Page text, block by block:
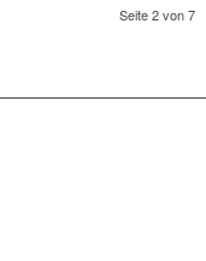
Seite 2 von 7